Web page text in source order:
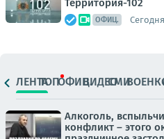
Территория-102
ОФИЦ.
ЛЕНТАТОПОФИЦ.ВИДЕОСМИ
Алкоголь,
конфликт – этого